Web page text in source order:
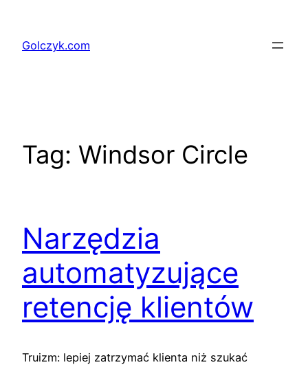
treściGolczyk.com
Tag: Windsor Circle
Narzędzia
automatyzujące
retencję klientów
Truizm: lepiej zatrzymać klienta niż szukać